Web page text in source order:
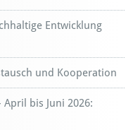
Entwicklung
und Kooperation
bis Juni 2026: